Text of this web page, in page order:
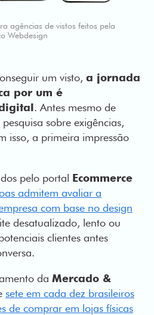
agências de vistos feitos pela
Webdesign
um visto, a jornada
por um é
. Antes mesmo de
sobre exigências,
isso, a primeira impressão
pelo portal Ecommerce
admitem avaliar a
com base no design
desatualizado, lento ou
clientes antes
da Mercado &
sete em cada dez brasileiros
de comprar em lojas físicas